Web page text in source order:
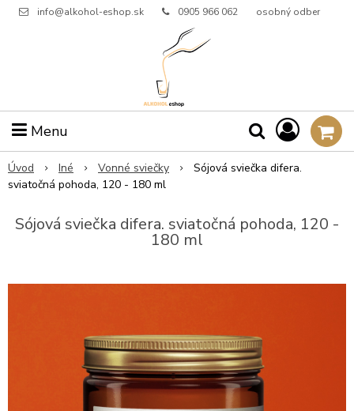
info@alkohol-eshop.sk 0905 966 062 osobný odber
Menu
Úvod Iné Vonné sviečky
Sójová sviečka difera.
sviatočná pohoda, 120 - 180 ml
Sójová sviečka difera. sviatočná pohoda, 120 -
180 ml